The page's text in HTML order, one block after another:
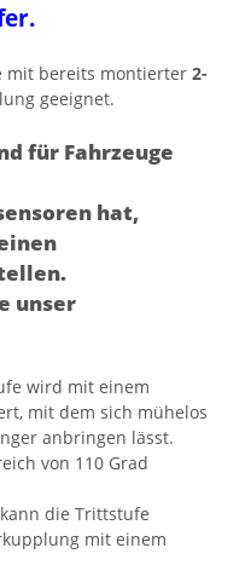
mit bereits montierter 2-
geeignet.
für Fahrzeuge
hat,
unser
wird mit einem
mit dem sich mühelos
anbringen lässt.
von 110 Grad
die Trittstufe
mit einem